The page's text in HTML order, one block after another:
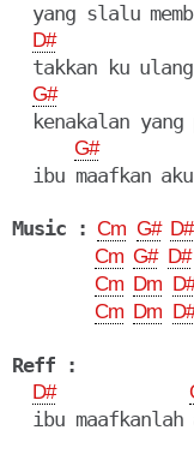
yang slalu
D#
takkan ku
G#
kenakalan yang
G#
  ibu maafkan aku
Music : Cm G# D#
Cm G# D#
Cm Dm
Cm Dm
Reff :
D#
ibu maafkanlah